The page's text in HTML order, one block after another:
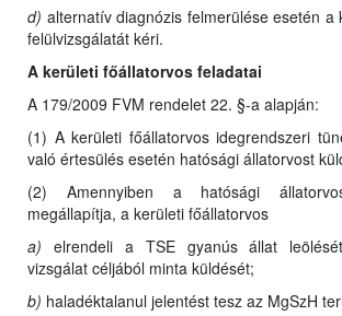
d) alternatív diagnózis felmerülése esetén a
felülvizsgálatát kéri.
A kerületi főállatorvos feladatai
A 179/2009 FVM rendelet 22. §-a alapján:
(1) A kerületi főállatorvos idegrendszeri
való értesülés esetén hatósági állatorvost
(2) Amennyiben a hatósági
megállapítja, a kerületi főállatorvos
a) elrendeli a TSE gyanús állat
vizsgálat céljából minta küldését;
b) haladéktalanul jelentést tesz az MgSzH